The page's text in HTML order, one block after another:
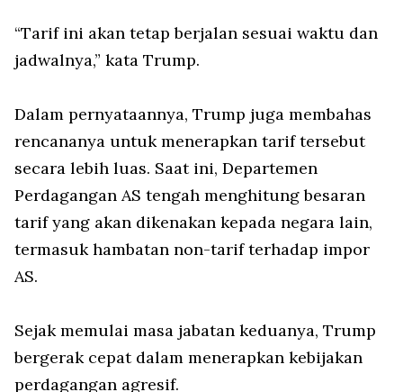
“Tarif ini akan tetap berjalan sesuai waktu dan
jadwalnya,” kata Trump.
Dalam pernyataannya, Trump juga membahas
rencananya untuk menerapkan tarif tersebut
secara lebih luas. Saat ini, Departemen
Perdagangan AS tengah menghitung besaran
tarif yang akan dikenakan kepada negara lain,
termasuk hambatan non-tarif terhadap impor
AS.
Sejak memulai masa jabatan keduanya, Trump
bergerak cepat dalam menerapkan kebijakan
perdagangan agresif.